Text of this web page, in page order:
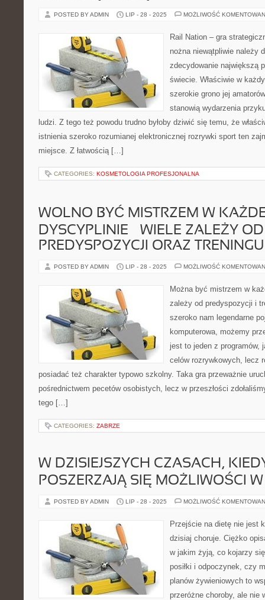
POSTED BY ADMIN LIP - 28 - 2025 MOŻLIWOŚĆ
Rail Nation – gra
nożna niewątpliwie należy
zdecydowanie największą
świecie. Właściwie w
szerokie grono jej
stanowią wydarzenia
ludzi. Z tego też powodu trudno byłoby dziwić się temu, że
istnienia szeroko rozumianej elektronicznej rozrywki sport ten
miejsce. Z łatwością […]
CATEGORIES: KOSMETOLOGIA PROFESJONALNA
WOLNO BYĆ MISTRZEM W
DYSCYPLINIE – WIELE ZALEŻY OD
PREDYSPOZYCJI ORAZ TRENINGU
POSTED BY ADMIN LIP - 28 - 2025 MOŻLIWOŚĆ
Można być mistrzem w
zależy od predyspozycji i
szeroko nam legendarne
komputerowa, możemy
jest to jeden z programów,
celów rozrywkowych, lecz
posiadać też charakter typowo szkolny. Taka gra przeważnie
pośrednictwem pecetów osobistych, lecz w przeszłości
tego […]
CATEGORIES: ZABRZE
W DZISIEJSZYCH CZASACH,
POSZERZAJĄ SIĘ MOŻLIWOŚCI
POSTED BY ADMIN LIP - 28 - 2025 MOŻLIWOŚĆ
Przejście na dietę nie jest
dzisiaj choruje. Ciężko
w jakim żyją, co kojarzy
posiłki i odpoczynek, czy
planów żywieniowych to
przeróżne choroby, ale nie